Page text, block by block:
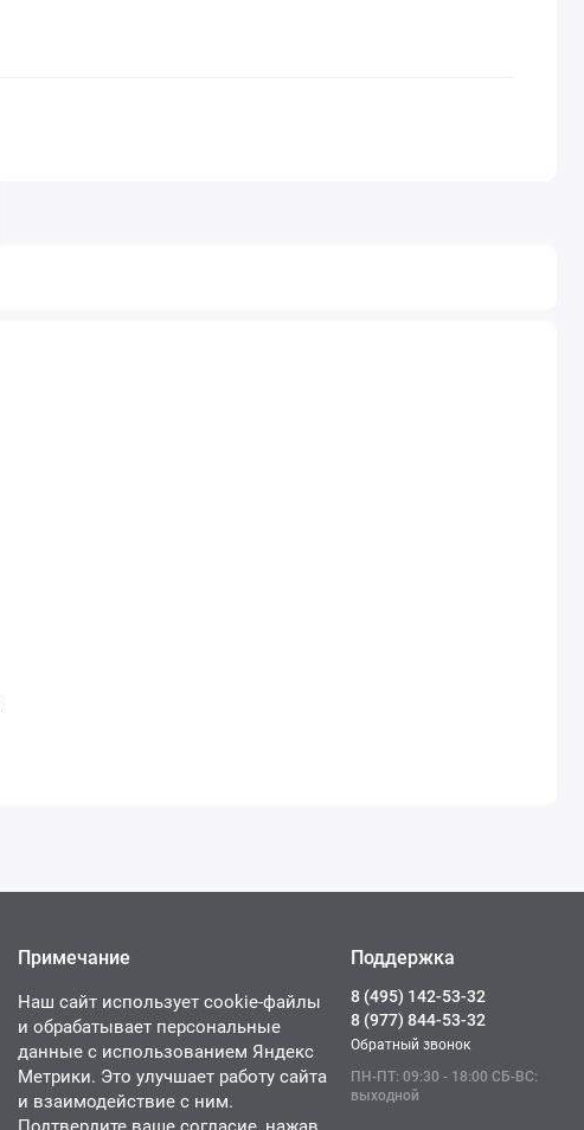
Примечание
Наш сайт использует cookie-файлы
и обрабатывает персональные
данные с использованием Яндекс
Метрики. Это улучшает работу сайта
и взаимодействие с ним.
Поддержка
8 (495) 142-53-32
8 (977) 844-53-32
Обратный звонок
ПН-ПТ: 09:30 - 18:00 СБ-ВС:
выходной